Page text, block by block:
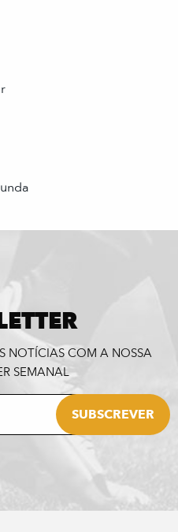
NOTÍCIAS COM A NOSSA
SEMANAL